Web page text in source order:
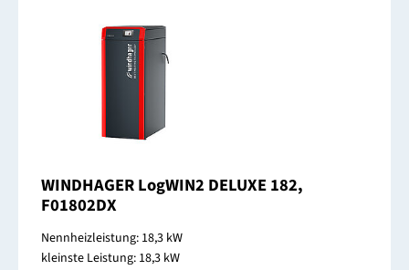
WINDHAGER LogWIN2 DELUXE 182,
F01802DX
Nennheizleistung: 18,3 kW
kleinste Leistung: 18,3 kW